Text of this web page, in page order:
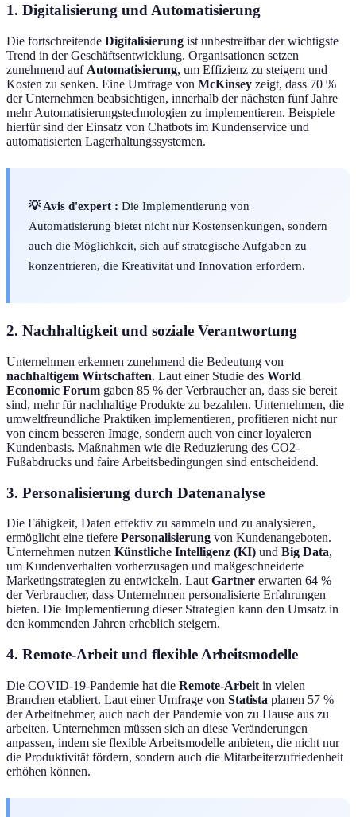
1. Digitalisierung und Automatisierung
Die fortschreitende Digitalisierung ist unbestreitbar der wichtigste
Trend in der Geschäftsentwicklung. Organisationen setzen
zunehmend auf Automatisierung, um Effizienz zu steigern und
Kosten zu senken. Eine Umfrage von McKinsey zeigt, dass 70 %
der Unternehmen beabsichtigen, innerhalb der nächsten fünf Jahre
mehr Automatisierungstechnologien zu implementieren. Beispiele
hierfür sind der Einsatz von Chatbots im Kundenservice und
automatisierten Lagerhaltungssystemen.
💡 Avis d'expert : Die Implementierung von
Automatisierung bietet nicht nur Kostensenkungen, sondern
auch die Möglichkeit, sich auf strategische Aufgaben zu
konzentrieren, die Kreativität und Innovation erfordern.
2. Nachhaltigkeit und soziale Verantwortung
Unternehmen erkennen zunehmend die Bedeutung von
nachhaltigem Wirtschaften. Laut einer Studie des World
Economic Forum gaben 85 % der Verbraucher an, dass sie bereit
sind, mehr für nachhaltige Produkte zu bezahlen. Unternehmen, die
umweltfreundliche Praktiken implementieren, profitieren nicht nur
von einem besseren Image, sondern auch von einer loyaleren
Kundenbasis. Maßnahmen wie die Reduzierung des CO2-
Fußabdrucks und faire Arbeitsbedingungen sind entscheidend.
3. Personalisierung durch Datenanalyse
Die Fähigkeit, Daten effektiv zu sammeln und zu analysieren,
ermöglicht eine tiefere Personalisierung von Kundenangeboten.
Unternehmen nutzen Künstliche Intelligenz (KI) und Big Data,
um Kundenverhalten vorherzusagen und maßgeschneiderte
Marketingstrategien zu entwickeln. LautGartner erwarten 64 %
der Verbraucher, dass Unternehmen personalisierte Erfahrungen
bieten. Die Implementierung dieser Strategien kann den Umsatz in
den kommenden Jahren erheblich steigern.
4. Remote-Arbeit und flexible Arbeitsmodelle
Die COVID-19-Pandemie hat die Remote-Arbeit in vielen
Branchen etabliert. Laut einer Umfrage von Statista planen 57 %
der Arbeitnehmer, auch nach der Pandemie von zu Hause aus zu
arbeiten. Unternehmen müssen sich an diese Veränderungen
anpassen, indem sie flexible Arbeitsmodelle anbieten, die nicht nur
die Produktivität fördern, sondern auch die Mitarbeiterzufriedenheit
erhöhen können.